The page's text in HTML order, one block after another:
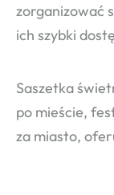
zorganizować
ich szybki
Saszetka
po mieście,
za miasto,